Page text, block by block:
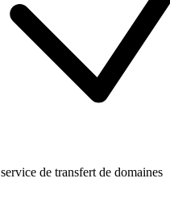
service de transfert de domaines